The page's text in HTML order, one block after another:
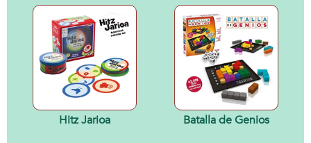
Hitz Jarioa Batalla de Genios